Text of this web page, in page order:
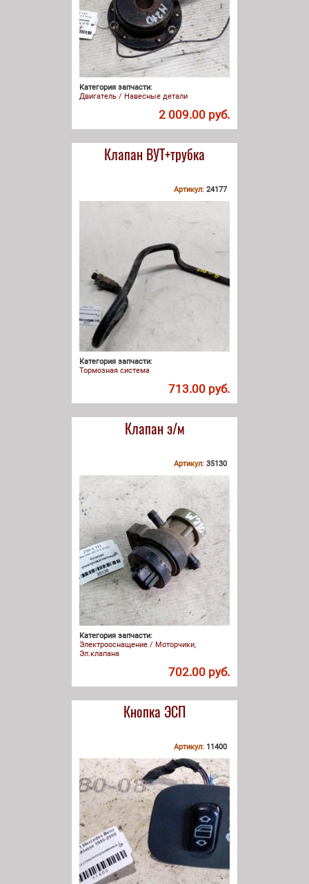
Категория запчасти:
Двигатель / Навесные детали
2 009.00 руб.
Клапан ВУТ+трубка
Артикул: 24177
Категория запчасти:
Тормозная система
713.00 руб.
Клапан э/м
Артикул: 35130
Категория запчасти:
Электрооснащение / Моторчики,
Эл.клапана
702.00 руб.
Кнопка ЭСП
Артикул: 11400